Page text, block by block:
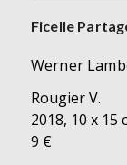
Ficelle
Werner
Rougier V.
2018, 10 x 15
9 €